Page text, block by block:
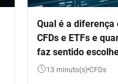
Qual é a diferença
CFDs e ETFs e
faz sentido
outro instrumento?
13 minuto(s) CFDs